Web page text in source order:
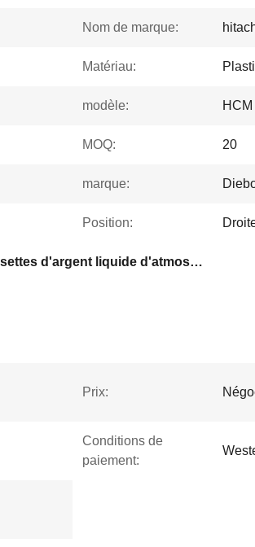
Nom de marque:
Matériau:
modèle: HCM
MOQ: 20
marque:
Position:
cassettes d'argent liquide d'atmosphère
Prix:
Conditions de
paiement: